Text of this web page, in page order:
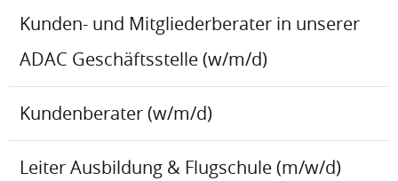
Kunden- und Mitgliederberater in unserer
ADAC Geschäftsstelle (w/m/d)
Kundenberater (w/m/d)
Leiter Ausbildung & Flugschule (m/w/d)